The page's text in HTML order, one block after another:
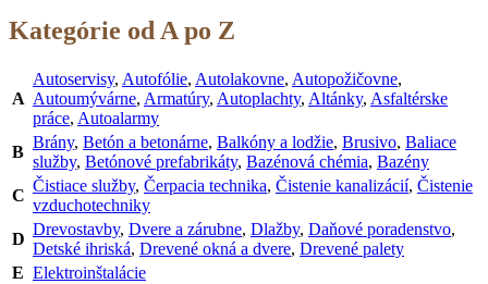
Kategórie od A po Z
A
Autoservisy, Autofólie, Autolakovne, Autopožičovne,
Autoumývárne, Armatúry, Autoplachty, Altánky, Asfaltérske
práce, Autoalarmy
B
Brány, Betón a betonárne, Balkóny a lodžie, Brusivo, Baliace
služby, Betónové prefabrikáty, Bazénová chémia, Bazény
C
Čistiace služby, Čerpacia technika, Čistenie kanalizácií, Čistenie
vzduchotechniky
D
Drevostavby, Dvere a zárubne, Dlažby, Daňové poradenstvo,
Detské ihriská, Drevené okná a dvere, Drevené palety
E Elektroinštalácie